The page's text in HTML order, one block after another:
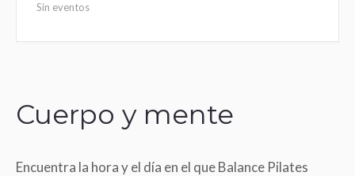
Sin eventos
Cuerpo y mente
Encuentra la hora y el día en el que Balance Pilates